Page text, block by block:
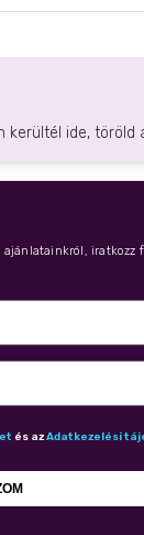
kerültél ide,
ajánlatainkról, iratkozz
és azAdat­ke­ze­lé­si